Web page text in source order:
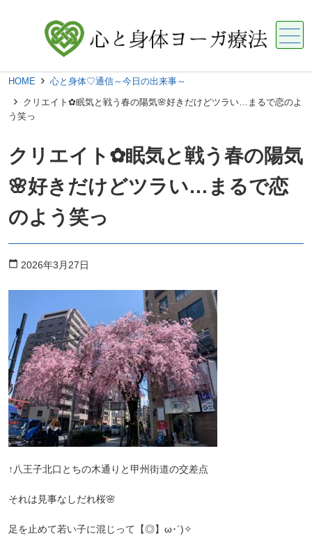
メニュー
HOME
心と身体♡通信～今日の出来事～
クリエイト︎✿眠気と戦う春の陽気🌸好きだけどツラい…まるで恋のよ
う笑っ
クリエイト︎✿眠気と戦う春の陽気
🌸好きだけどツラい…まるで恋
のよう笑っ
calendar_today 2026年3月27日
↑八王子北口とちの木通りと甲州街道の交差点
それは見事なしだれ桜🌸
足を止めて若い子に混じって【◎】ω･´)✧